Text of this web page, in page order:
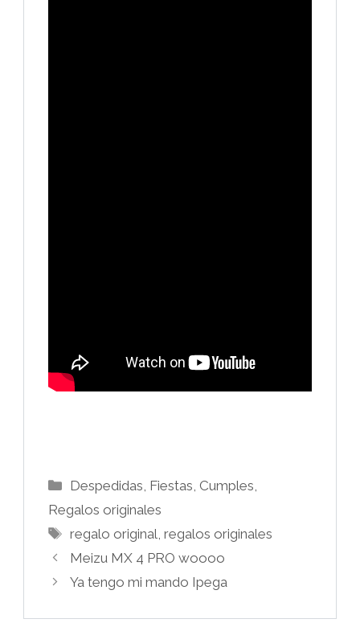
Categorías
Despedidas, Fiestas, Cumples
Regalos originales
Etiquetas
regalo original ,regalos originales
Meizu MX 4 PRO woooo
Ya tengo mi mando Ipega